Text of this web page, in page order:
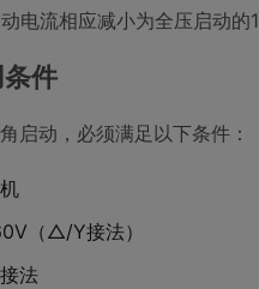
电流相应减小为全压启动的
件
启动，必须满足以下条件：
（△/Y接法）
法